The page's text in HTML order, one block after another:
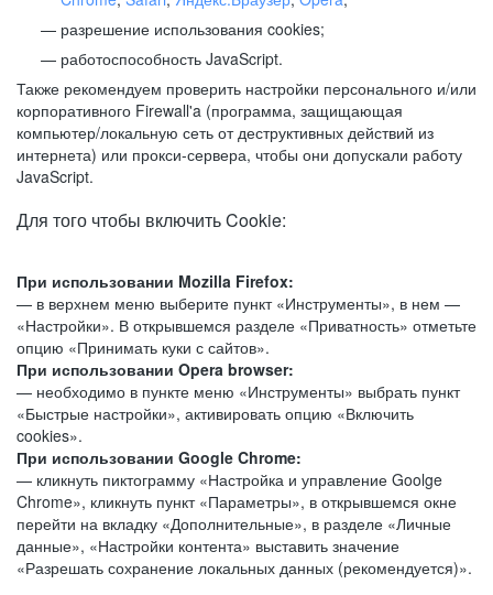
разрешение использования cookies;
работоспособность JavaScript.
Также рекомендуем проверить настройки персонального и/или
корпоративного Firewall'a (программа, защищающая
компьютер/локальную сеть от деструктивных действий из
интернета) или прокси-сервера, чтобы они допускали работу
JavaScript.
Для того чтобы включить Cookie:
При использовании Mozilla Firefox:
— в верхнем меню выберите пункт «Инструменты», в нем —
«Настройки». В открывшемся разделе «Приватность» отметьте
опцию «Принимать куки с сайтов».
При использовании Opera browser:
— необходимо в пункте меню «Инструменты» выбрать пункт
«Быстрые настройки», активировать опцию «Включить
cookies».
При использовании Google Chrome:
— кликнуть пиктограмму «Настройка и управление Goolge
Chrome», кликнуть пункт «Параметры», в открывшемся окне
перейти на вкладку «Дополнительные», в разделе «Личные
данные», «Настройки контента» выставить значение
«Разрешать сохранение локальных данных (рекомендуется)».